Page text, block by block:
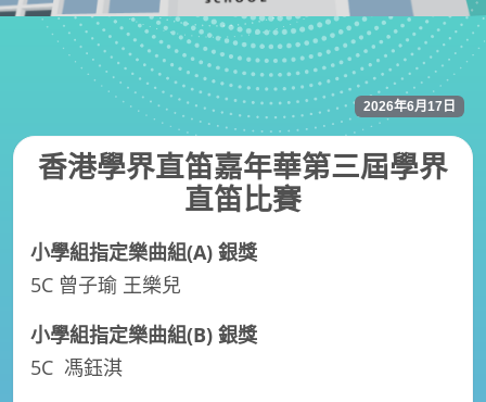
2026年6月17日
香港學界直笛嘉年華第三屆學界
直笛比賽
小學組指定樂曲組(A) 銀獎
5C 曾子瑜 王樂兒
小學組指定樂曲組(B) 銀獎
5C 馮鈺淇